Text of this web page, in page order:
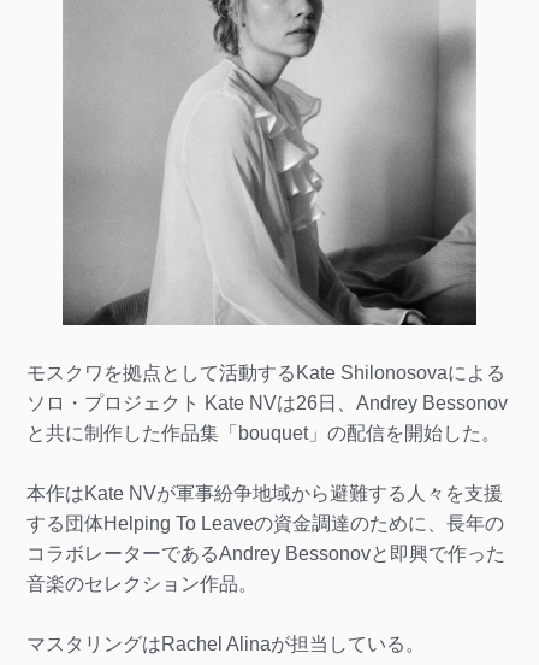
モスクワを拠点として活動するKate Shilonosovaによる
ソロ・プロジェクト Kate NVは26日、Andrey Bessonov
と共に制作した作品集「bouquet」の配信を開始した。
本作はKate NVが軍事紛争地域から避難する人々を支援
する団体Helping To Leaveの資金調達のために、長年の
コラボレーターであるAndrey Bessonovと即興で作った
音楽のセレクション作品。
マスタリングはRachel Alinaが担当している。